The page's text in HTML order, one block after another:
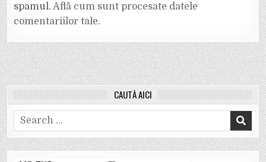
spamul. Află cum sunt procesate datele
comentariilor tale.
CAUTĂ AICI
Search
for: